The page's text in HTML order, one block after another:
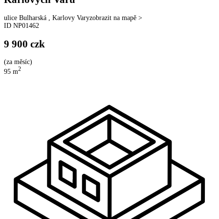
ulice Bulharská Karlovy Varyzobrazit na mapě >
ID NP01462
9 900 czk
(za měsíc)
95 m2